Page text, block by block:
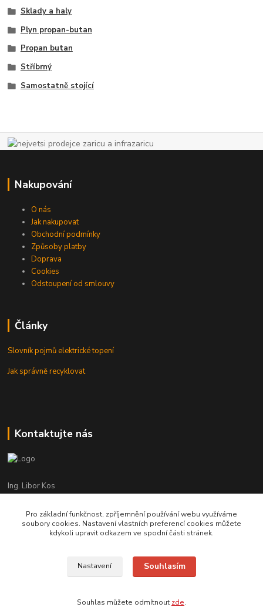
Sklady a haly
Plyn propan-butan
Propan butan
Stříbrný
Samostatně stojící
Nakupování
O nás
Jak nakupovat
Obchodní podmínky
Způsoby platby
Doprava
Cookies
Odstoupení od smlouvy
Články
Slovník pojmů elektrické topení
Jak správně recyklovat
Kontaktujte nás
Ing. Libor Kos
+420 601 555 225
(Po-Pá: 8-17:00 hod.)
info@infrasystemy.cz
infrasystémy s.r.o. 2012-2019
Pro základní funkčnost, zpříjemnění používání webu využíváme
soubory cookies. Nastavení vlastních preferencí cookies můžete
kdykoli upravit odkazem ve spodní části stránek.
Nastavení Souhlasím
Souhlas můžete odmítnout zde.